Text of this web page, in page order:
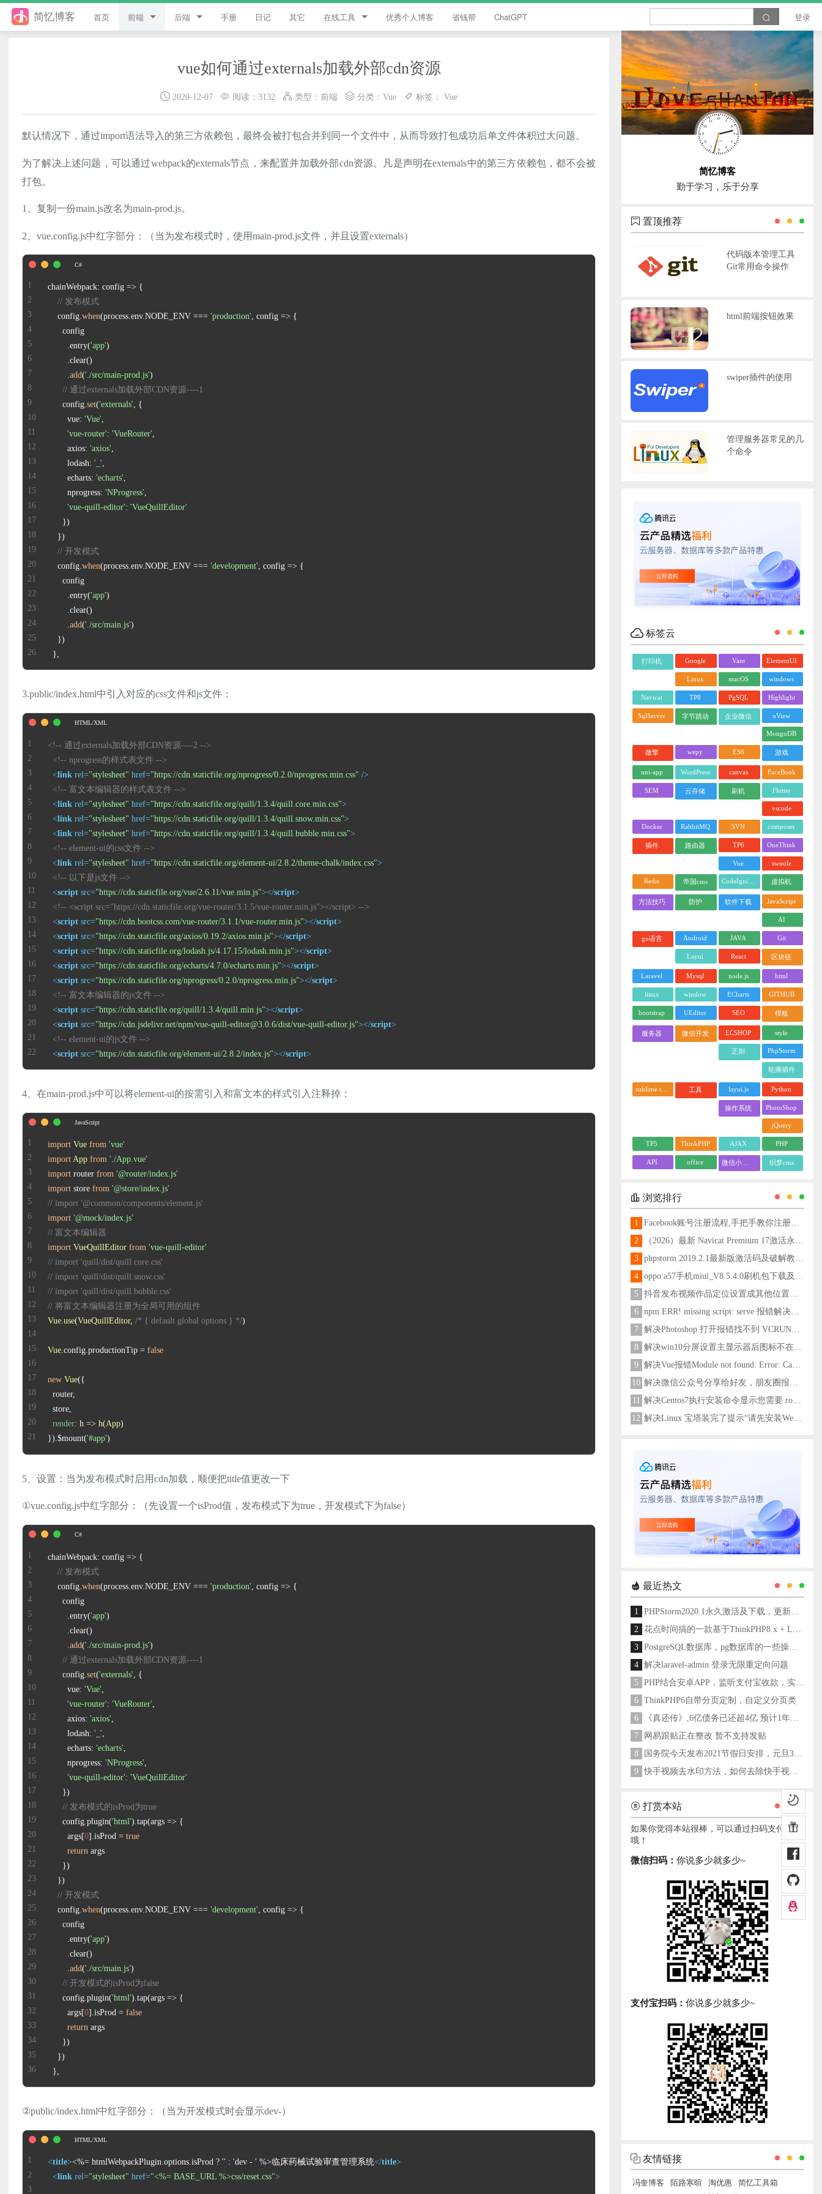
简忆博客 首页 前端
游戏开发
React
后端
ThinkPHP8
ThinkPHP6
Python
微信小程序
手册 日记 其它 在线工具
领优惠券
违禁词查询
优秀个人博客 省钱帮 ChatGPT 登录
vue如何通过externals加载外部cdn资源
2020-12-07 阅读：3132 类型： 前端 分类： Vue 标签： Vue
默认情况下，通过import语法导入的第三方依赖包，最终会被打包合并到同一个文件中，从而导致打包成功后单文件体积过大问题。
为了解决上述问题，可以通过webpack的externals节点，来配置并加载外部cdn资源。凡是声明在externals中的第三方依赖包，都不会被
打包。
1、复制一份main.js改名为main-prod.js。
2、vue.config.js中红字部分：（当为发布模式时，使用main-prod.js文件，并且设置externals）
// 发布模式
    config.
when(process.env.NODE_ENV === 'production'
      config
        .entry(
'app'
add('./src/main-prod.js'
// 通过externals加载外部CDN资源----1
      config.
set('externals'
        vue:
'Vue'
'vue-router': 'VueRouter'
        axios:
'axios'
        lodash:
'_'
        echarts:
'echarts'
        nprogress:
'NProgress'
'vue-quill-editor': 'VueQuillEditor'
// 开发模式
    config.
when(process.env.NODE_ENV === 'development'
      config
        .entry(
'app'
add('./src/main.js'
  },
3.public/index.html中引入对应的css文件和js文件：
<!-- 通过externals加载外部CDN资源----2 -->
<!-- nprogress的样式表文件 -->
<link rel="stylesheet" href="https://cdn.staticfile.org/nprogress/0.2.0/nprogress.min.css" />
<!-- 富文本编辑器的样式表文件 -->
<link rel="stylesheet" href="https://cdn.staticfile.org/quill/1.3.4/quill.core.min.css">
<link rel="stylesheet" href="https://cdn.staticfile.org/quill/1.3.4/quill.snow.min.css">
<link rel="stylesheet" href="https://cdn.staticfile.org/quill/1.3.4/quill.bubble.min.css">
<!-- element-ui的css文件 -->
<link rel="stylesheet" href="https://cdn.staticfile.org/element-ui/2.8.2/theme-chalk/index.css">
<!-- 以下是js文件 -->
<script src="https://cdn.staticfile.org/vue/2.6.11/vue.min.js"></script>
<!-- <script src="https://cdn.staticfile.org/vue-router/3.1.5/vue-router.min.js"></script> -->
<script src="https://cdn.bootcss.com/vue-router/3.1.1/vue-router.min.js"></script>
<script src="https://cdn.staticfile.org/axios/0.19.2/axios.min.js"></script>
<script src="https://cdn.staticfile.org/lodash.js/4.17.15/lodash.min.js"></script>
<script src="https://cdn.staticfile.org/echarts/4.7.0/echarts.min.js"></script>
<script src="https://cdn.staticfile.org/nprogress/0.2.0/nprogress.min.js"></script>
<!-- 富文本编辑器的js文件 -->
<script src="https://cdn.staticfile.org/quill/1.3.4/quill.min.js"></script>
<script src="https://cdn.jsdelivr.net/npm/vue-quill-editor@3.0.6/dist/vue-quill-editor.js"></script>
<!-- element-ui的js文件 -->
<script src="https://cdn.staticfile.org/element-ui/2.8.2/index.js"></script>
4、在main-prod.js中可以将element-ui的按需引入和富文本的样式引入注释掉：
import Vue from 'vue'
import App from './App.vue'
import router from '@router/index.js'
import store from '@store/index.js'
// import '@common/components/element.js'
import '@mock/index.js'
// 富文本编辑器
import VueQuillEditor from 'vue-quill-editor'
// import 'quill/dist/quill.core.css'
// import 'quill/dist/quill.snow.css'
// import 'quill/dist/quill.bubble.css'
// 将富文本编辑器注册为全局可用的组件
Vue.use(VueQuillEditor, /* { default global options } */
Vue.config.productionTip = false
new Vue
render: h => h(App
}).$mount('#app')
5、设置：当为发布模式时启用cdn加载，顺便把title值更改一下
①vue.config.js中红字部分：（先设置一个isProd值，发布模式下为true，开发模式下为false）
// 发布模式
    config.
when(process.env.NODE_ENV === 'production'
      config
        .entry(
'app'
add('./src/main-prod.js'
// 通过externals加载外部CDN资源----1
      config.
set('externals'
        vue:
'Vue'
'vue-router': 'VueRouter'
        axios:
'axios'
        lodash:
'_'
        echarts:
'echarts'
        nprogress:
'NProgress'
'vue-quill-editor': 'VueQuillEditor'
// 发布模式的isProd为true
      config.plugin(
'html'
        args[
0].isProd = true
return
args
// 开发模式
    config.
when(process.env.NODE_ENV === 'development'
      config
        .entry(
'app'
add('./src/main.js'
// 开发模式的isProd为false
      config.plugin(
'html'
        args[
0].isProd = false
return
args
  },
②public/index.html中红字部分：（当为开发模式时会显示dev-）
<title><%= htmlWebpackPlugin.options.isProd ? '' : 'dev - ' %>临床药械试验审查管理系统</title>
<link rel="stylesheet" href="<%= BASE_URL %>css/reset.css">
简忆博客
勤于学习，乐于分享
置顶推荐
代码版本管理工具
Git常用命令操作
html前端按钮效果
swiper插件的使用
管理服务器常见的几
个命令
标签云
打印机 Google Vant ElementUI
Linux macOS windows
Navicat TP8 PgSQL Highlight
SqlServer 字节跳动 企业微信 uView
MongoDB
微擎 wepy ES6 游戏
uni-app WordPress canvas FaceBook
SEM 云存储 刷机 Flutter
vscode
Docker RabbitMQ SVN composer
插件 路由器 TP6 OneThink
Vue swoole
Redis 帝国cms CodeIgniter 虚拟机
方法技巧 防护 软件下载 JavaScript
AI
go语言 Android JAVA Git
Layui React 区块链
Laravel Mysql node.js html
linux window ECharts GITHUB
bootstrap UEditor SEO 模板
服务器 微信开发 ECSHOP style
正则 PhpStorm
轮播插件
sublime text 工具 layui.js Python
操作系统 PhotoShop
jQuery
TP5 ThinkPHP AJAX PHP
API office 微信小程序 织梦cms
浏览排行
1
Facebook账号注册流程,手把手教你注册脸书账号
2
（2026）最新 Navicat Premium 17激活永久教程
3
phpstorm 2019.2.1最新版激活码及破解教程更新至2024
4
oppo a57手机miui_V8.5.4.0刷机包下载及刷机教程
5
抖音发布视频作品定位设置成其他位置方法
6
npm ERR! missing script: serve 报错解决方法
7
解决Photoshop 打开报错找不到 VCRUNTIME140_1.dll问题
8
解决win10分屏设置主显示器后图标不在主显示器问题
9
解决Vue报错Module not found: Error: Can't resolve 'less-loader' in 'C:\Users\Hm\Desktop\vue\vue_shop'问题
10
解决微信公众号分享给好友，朋友圈报错errMsg: "onMenuShareAppMessage:fail, the permission value is offline verifying"
11
解决Centos7执行安装命令显示您需要 root 权限执行此命令
12
解决Linux 宝塔装完了提示“请先安装Web服务器！”
最近热文
1
PHPStorm2020.1永久激活及下载，更新至2024
2
花点时间搞的一款基于ThinkPHP8.x + Layui架构开发的通用后台管理系统
3
PostgreSQL数据库，pg数据库的一些操作命令
4
解决laravel-admin 登录无限重定向问题
5
PHP结合安卓APP，监听支付宝收款，实现个人支付宝支付接口
6
ThinkPHP6自带分页定制，自定义分页类
6
《真还传》,6亿债务已还超4亿 预计1年多之内就能还清
7
网易跟贴正在整改 暂不支持发贴
8
国务院今天发布2021节假日安排，元旦3天，春节7天，劳动节5天
9
快手视频去水印方法，如何去除快手视频水印
打赏本站
如果你觉得本站很棒，可以通过扫码支付打赏
哦！
微信扫码： 你说多少就多少~
支付宝扫码： 你说多少就多少~
友情链接
冯奎博客 陌路寒暄 淘优惠
简忆工具箱